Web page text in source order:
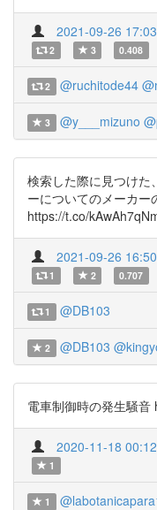
2021-09-26
2 3 0.408
2 @ruchitode44
3 @y___mizuno
検索した際に見つけた
ーについてのメーカー
https://t.co/
2021-09-26
1 2 0.707
1 @DB103
2 @DB103
電車制御時の発生騒
2020-11-18
1
1